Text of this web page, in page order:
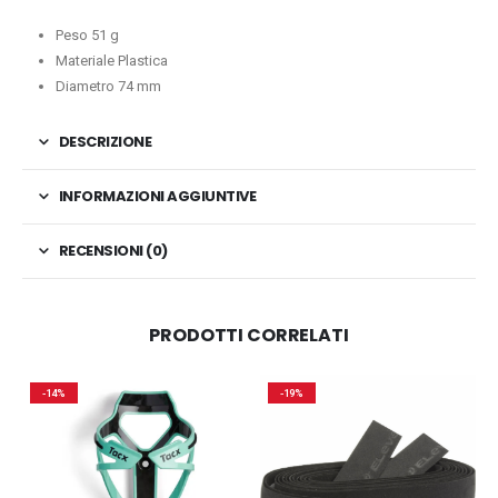
Peso 51 g
Materiale Plastica
Diametro 74 mm
DESCRIZIONE
INFORMAZIONI AGGIUNTIVE
RECENSIONI (0)
PRODOTTI CORRELATI
-14% -19%